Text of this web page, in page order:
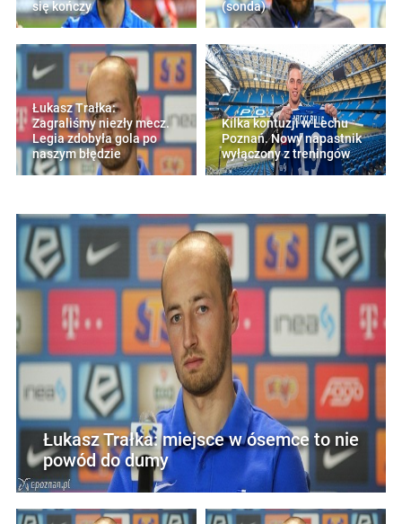
się kończy (sonda)
Łukasz Trałka:
Zagraliśmy niezły mecz.
Legia zdobyła gola po
naszym błędzie
Kilka kontuzji w Lechu
Poznań. Nowy napastnik
wyłączony z treningów
Łukasz Trałka: miejsce w ósemce to nie
powód do dumy